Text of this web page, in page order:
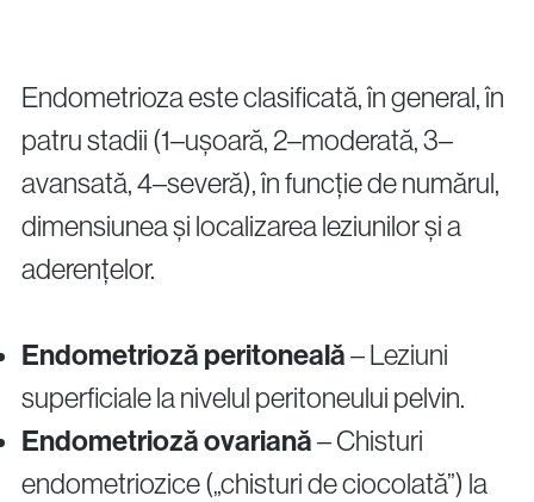
Endometrioza este clasificată, în general, în
patru stadii (1–ușoară, 2–moderată, 3–
avansată, 4–severă), în funcție de numărul,
dimensiunea și localizarea leziunilor și a
aderențelor.
Endometrioză peritoneală– Leziuni
superficiale la nivelul peritoneului pelvin.
Endometrioză ovariană– Chisturi
endometriozice („chisturi de ciocolată”) la